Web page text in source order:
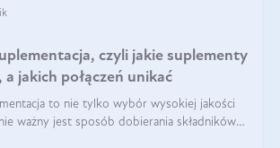
czyli jakie suplementy
a jakich połączeń unikać
to nie tylko wybór wysokiej jakości
ważny jest sposób dobierania składników